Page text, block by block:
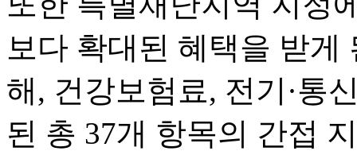
보다 확대된 혜택을 받게
해, 건강보험료, 전기·통
된 총 37개 항목의 간접